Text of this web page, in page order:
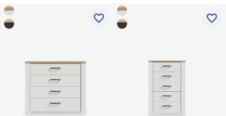
favorite_border favorite_border